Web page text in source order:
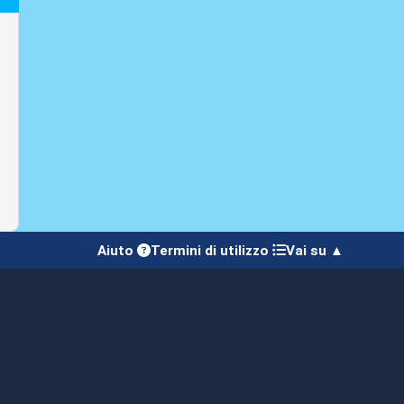
Aiuto Termini di utilizzo Vai su ▲